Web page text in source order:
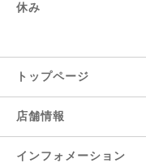
休み
トップページ
店舗情報
インフォメーション